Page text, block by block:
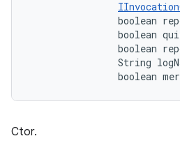
boolean
boolean
boolean
String
boolean
Ctor.